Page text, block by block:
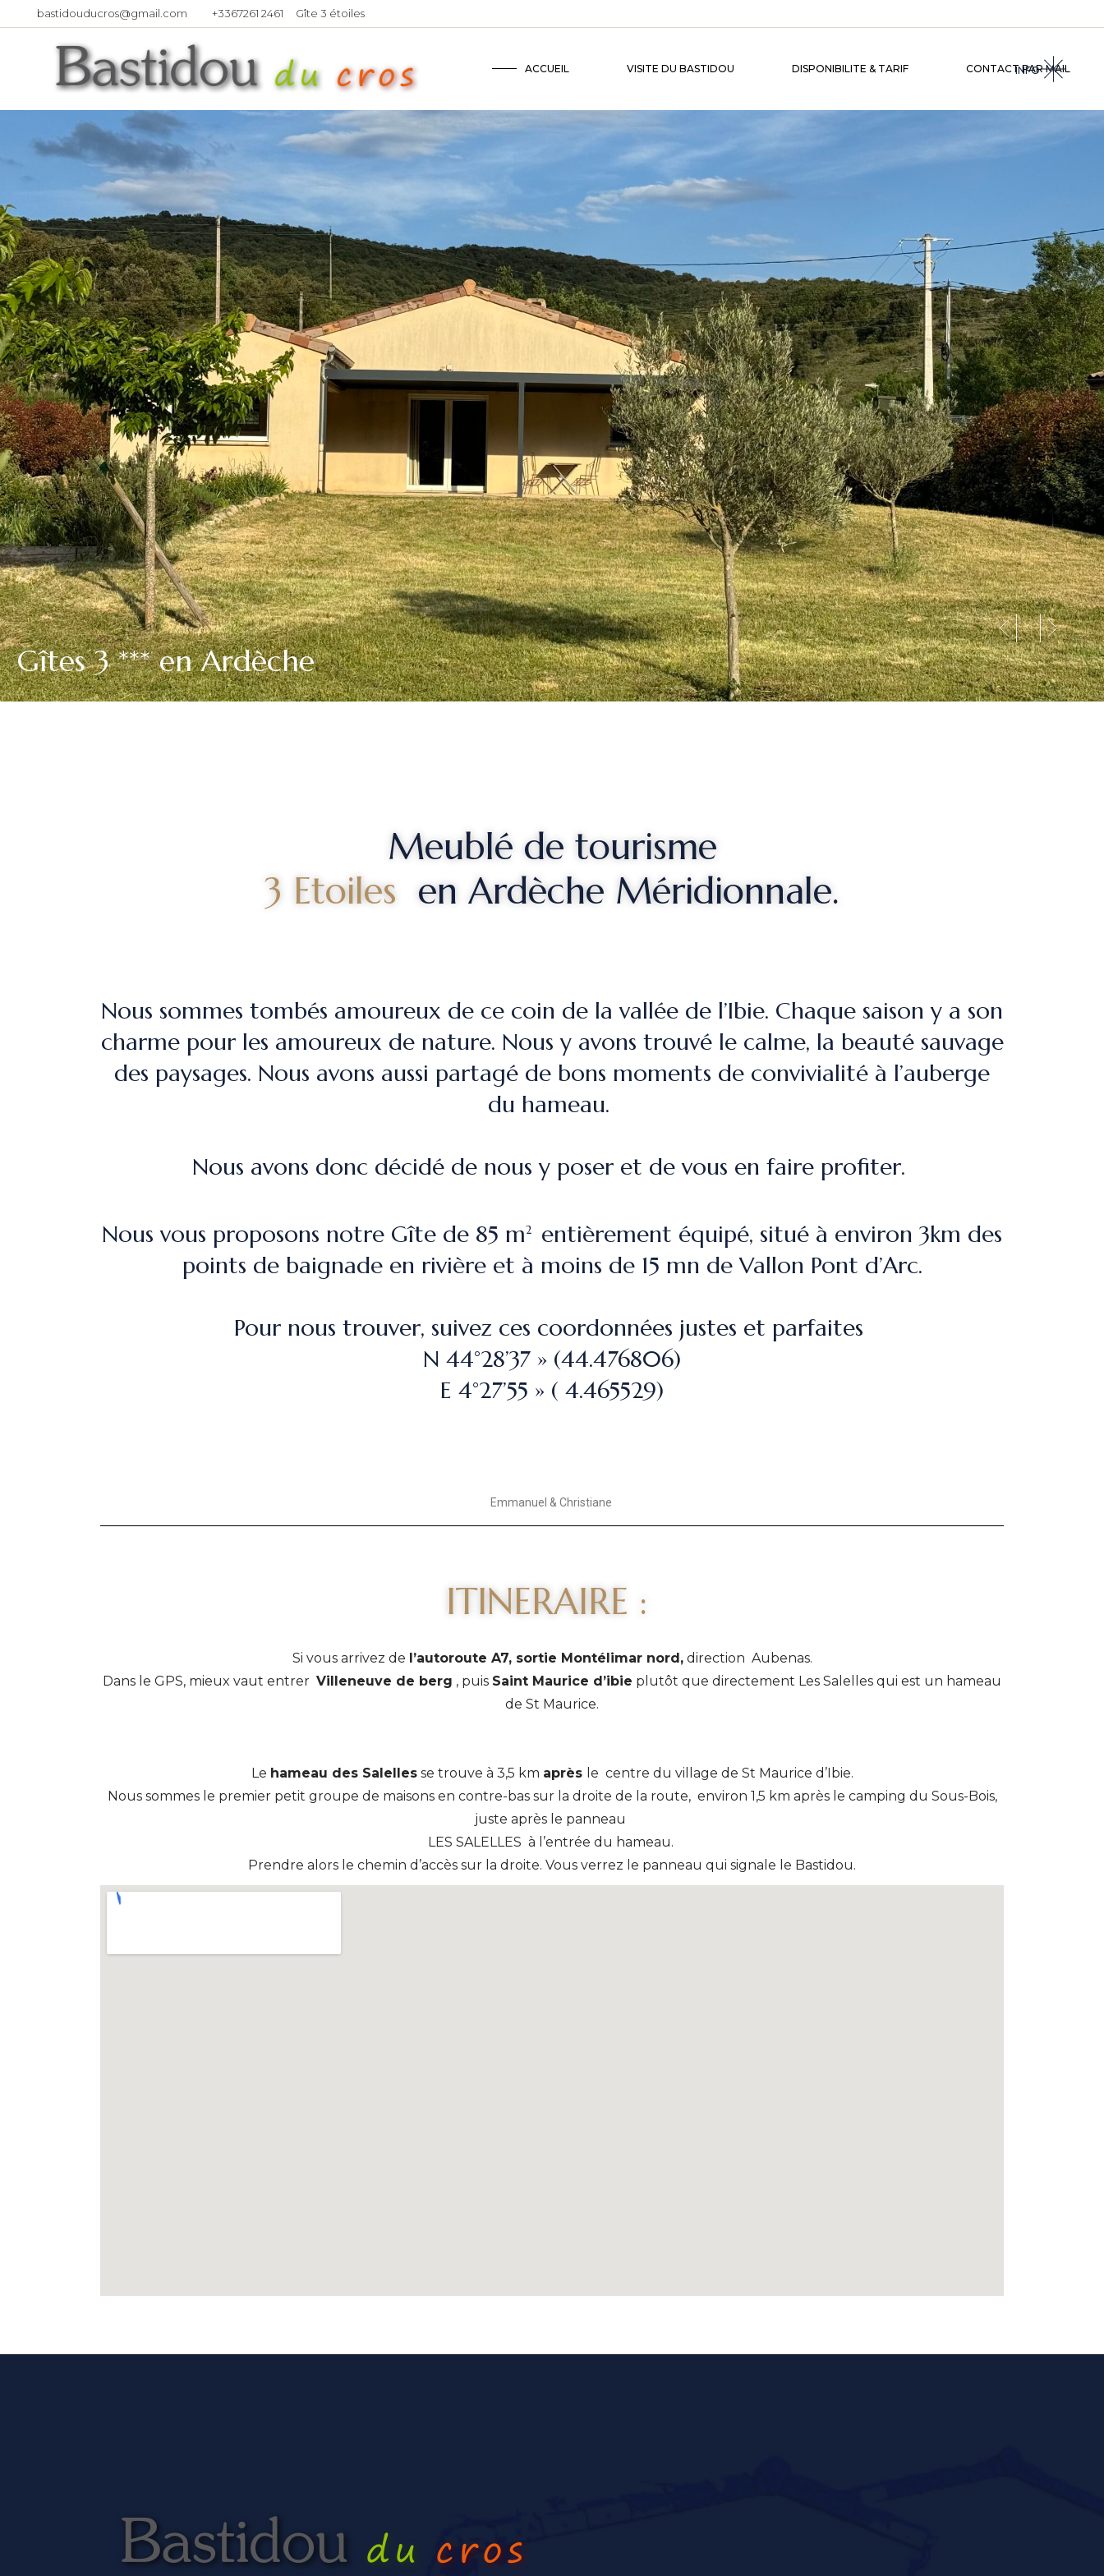
bastidouducros@gmail.com +3367261 2461 Gîte 3 étoiles
INFO
ACCUEIL VISITE DU BASTIDOU DISPONIBILITE & TARIF CONTACT PAR MAIL
Gîte en Ardèche Méridionnale
Meublé de tourisme
3 Etoiles en Ardèche Méridionnale.
Nous sommes tombés amoureux de ce coin de la vallée de l’Ibie. Chaque saison y a son
charme pour les amoureux de nature. Nous y avons trouvé le calme, la beauté sauvage
des paysages. Nous avons aussi partagé de bons moments de convivialité à l’auberge
du hameau.
Nous avons donc décidé de nous y poser et de vous en faire profiter.
Nous vous proposons notre Gîte de 85 m2
entièrement équipé, situé à environ 3km des
points de baignade en rivière et à moins de 15 mn de Vallon Pont d’Arc.
Pour nous trouver, suivez ces coordonnées justes et parfaites
N 44°28’37 » (44.476806)
E 4°27’55 » ( 4.465529)
Emmanuel & Christiane
ITINERAIRE :
Si vous arrivez de l’autoroute A7, sortie Montélimar nord,direction Aubenas.
Dans le GPS, mieux vaut entrer Villeneuve de berg , puis Saint Maurice d’ibie plutôt que directement Les Salelles qui est un hameau
de St Maurice.
Le hameau des Salellesse trouve à 3,5 km après le centre du village de St Maurice d’Ibie.
Nous sommes le premier petit groupe de maisons en contre-bas sur la droite de la route, environ 1,5 km après le camping du Sous-Bois,
juste après le panneau
LES SALELLES à l’entrée du hameau.
Prendre alors le chemin d’accès sur la droite. Vous verrez le panneau qui signale le Bastidou.